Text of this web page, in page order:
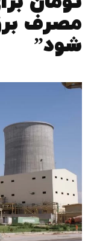
مصرف
شود”